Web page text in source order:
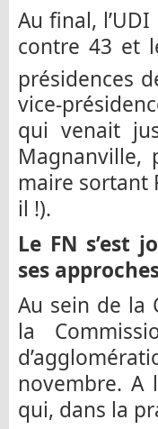
Au final,
contre 43 et
présidences
vice-
qui venait
Magnanville,
maire sortant
il !).
Le FN s’est
ses
Au sein de la
la
novembre. A
qui, dans la